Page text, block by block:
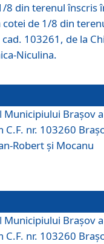
8 din terenul înscris
cotei de 1/8 din
103261, de la
Niculina.
Municipiului Braşov a
nr. 103260
Robert și Mocanu
Municipiului Braşov a
nr. 103260